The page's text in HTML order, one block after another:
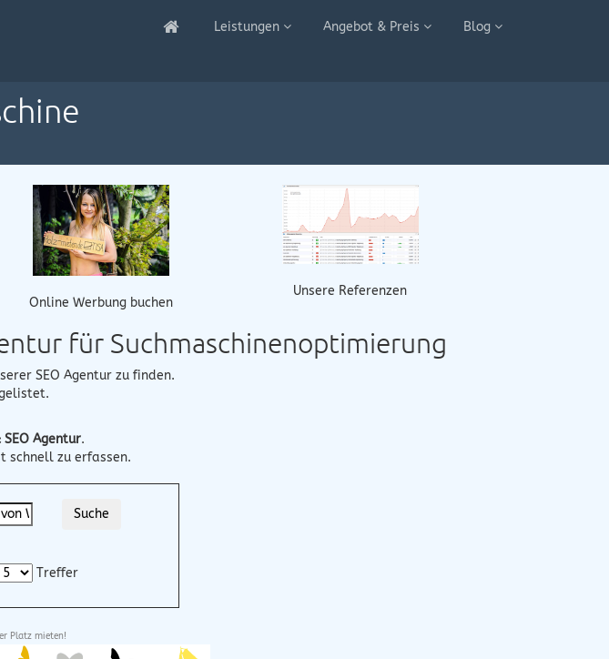
Leistungen Angebot & Preis Blog
Online Werbung buchen
Unsere Referenzen
für Suchmaschinenoptimierung
SEO Agentur zu finden.
SEO Agentur.
schnell zu erfassen.
Treffer
Platz mieten!